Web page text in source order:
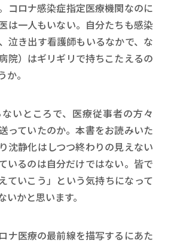
コロナ感染症指定医療機関なのに
は一人もいない。自分たちも感染
泣き出す看護師もいるなかで、な
院）はギリギリで持ちこたえるの
。
いところで、医療従事者の方々
っていたのか。本書をお読みいた
沈静化はしつつ終わりの見えない
いるのは自分だけではない。皆で
ていこう」という気持ちになって
かと思います。
ナ医療の最前線を描写するにあた